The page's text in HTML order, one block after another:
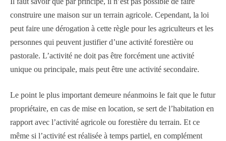
construire une maison sur un terrain agricole. Cependant, la loi
peut faire une dérogation à cette règle pour les agriculteurs et les
personnes qui peuvent justifier d’une activité forestière ou
pastorale. L’activité ne doit pas être forcément une activité
unique ou principale, mais peut être une activité secondaire.
Le point le plus important demeure néanmoins le fait que le futur
propriétaire, en cas de mise en location, se sert de l’habitation en
rapport avec l’activité agricole ou forestière du terrain. Et ce
même si l’activité est réalisée à temps partiel, en complément